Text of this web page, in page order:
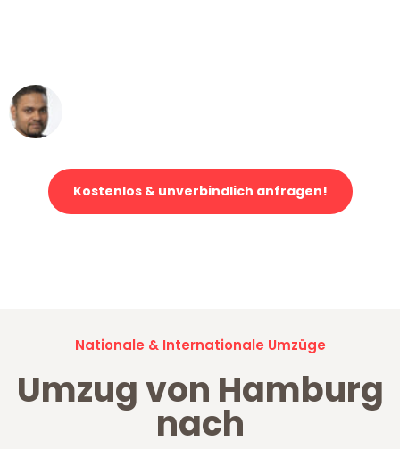
Kostenlos & unverbindlich anfragen!
Nationale & Internationale Umzüge
Umzug von Hamburg
nach